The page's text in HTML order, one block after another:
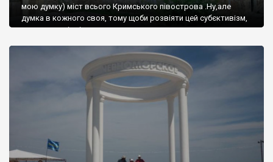
мою думку) міст всього Кримського півострова .Ну,але
думка в кожного своя, тому щоби розвіяти цей субєктивізм,
запрошую відвідати це